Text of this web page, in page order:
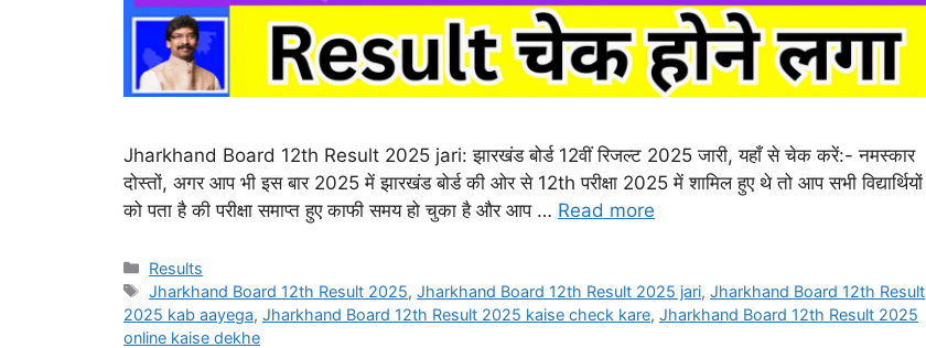
Jharkhand Board 12th Result 2025 jari: झारखंड बोर्ड 12वीं रिजल्ट 2025 जारी, यहाँ से चेक करें:- नमस्कार
दोस्तों, अगर आप भी इस बार 2025 में झारखंड बोर्ड की ओर से 12th परीक्षा 2025 में शामिल हुए थे तो आप सभी विद्यार्थियों
को पता है की परीक्षा समाप्त हुए काफी समय हो चुका है और आप … Read more
Categories
Results
Tags
Jharkhand Board 12th Result 2025,Jharkhand Board 12th Result 2025 jari,Jharkhand Board 12th Result
2025 kab aayega, Jharkhand Board 12th Result 2025 kaise check kare, Jharkhand Board 12th Result 2025
online kaise dekhe